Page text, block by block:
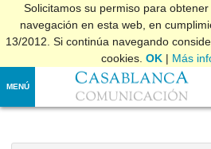
Solicitamos su permiso para
navegación en esta web, en
13/2012. Si continúa navegando
cookies. OK | Más
MENÚ